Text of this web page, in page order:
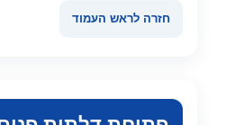
חזרה לראש העמוד